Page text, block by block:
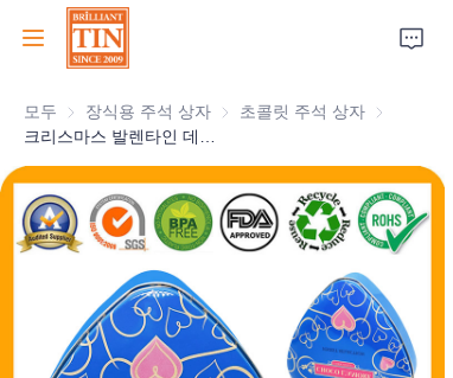
모두 장식용 주석 상자 장식용 주석 상자
초콜릿 주석 상자 초콜릿 주석
집
회사
제품
고객 서비스